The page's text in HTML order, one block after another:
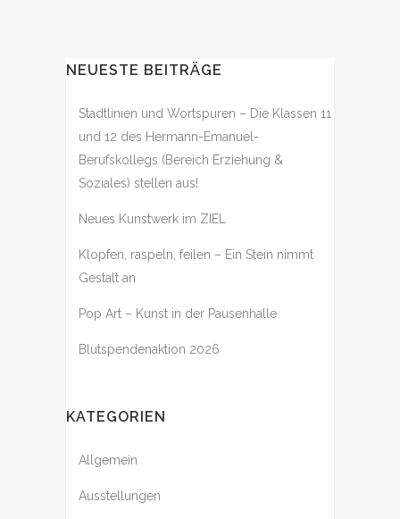
NEUESTE BEITRÄGE
Stadtlinien und Wortspuren – Die Klassen 11
und 12 des Hermann-Emanuel-
Berufskollegs (Bereich Erziehung &
Soziales) stellen aus!
Neues Kunstwerk im ZIEL
Klopfen, raspeln, feilen – Ein Stein nimmt
Gestalt an
Pop Art – Kunst in der Pausenhalle
Blutspendenaktion 2026
KATEGORIEN
Allgemein
Ausstellungen